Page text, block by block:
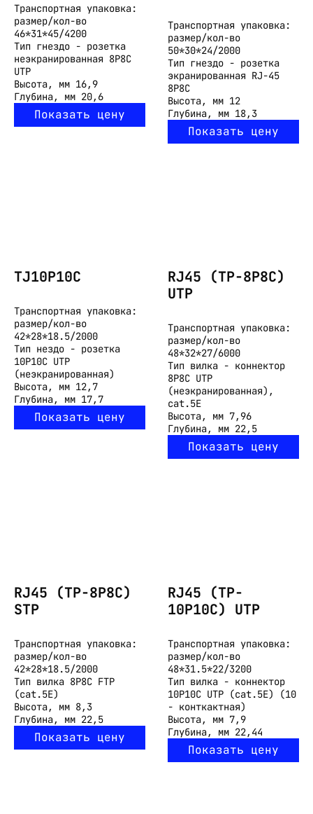
Транспортная упаковка:
размер/кол-во
46*31*45/4200
Тип гнездо - розетка
неэкранированная 8P8C
UTP
Высота, мм 16,9
Глубина, мм 20,6
Показать цену
Транспортная упаковка:
размер/кол-во
50*30*24/2000
Тип гнездо - розетка
экранированная RJ-45
8P8C
Высота, мм 12
Глубина, мм 18,3
Показать цену
TJ10P10C
Транспортная упаковка:
размер/кол-во
42*28*18.5/2000
Тип нездо - розетка
10P10C UTP
(неэкранированная)
Высота, мм 12,7
Глубина, мм 17,7
Показать цену
RJ45 (TP-8P8C)
UTP
Транспортная упаковка:
размер/кол-во
48*32*27/6000
Тип вилка - коннектор
8P8C UTP
(неэкранированная),
cat.5E
Высота, мм 7,96
Глубина, мм 22,5
Показать цену
RJ45 (TP-8P8C)
STP
Транспортная упаковка:
размер/кол-во
42*28*18.5/2000
Тип вилка 8P8C FTP
(cat.5E)
Высота, мм 8,3
Глубина, мм 22,5
Показать цену
RJ45 (TP-
10P10C) UTP
Транспортная упаковка:
размер/кол-во
48*31.5*22/3200
Тип вилка - коннектор
10P10C UTP (cat.5E) (10
- конткактная)
Высота, мм 7,9
Глубина, мм 22,44
Показать цену